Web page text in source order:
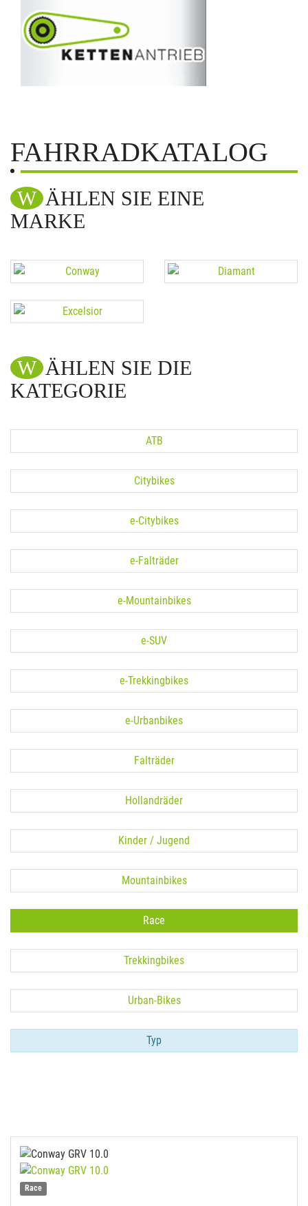
FAHRRADKATALOG
WÄHLEN SIE EINE
MARKE
WÄHLEN SIE DIE
KATEGORIE
ATB
Citybikes
e-Citybikes
e-Falträder
e-Mountainbikes
e-SUV
e-Trekkingbikes
e-Urbanbikes
Falträder
Hollandräder
Kinder / Jugend
Mountainbikes
Race
Trekkingbikes
Urban-Bikes
Typ
Race